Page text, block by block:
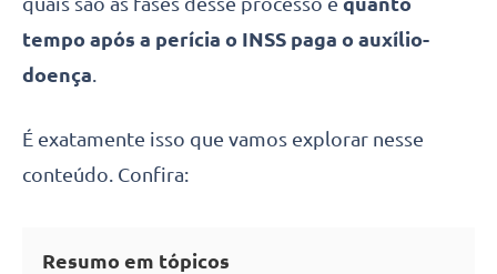
tempo após a perícia o INSS paga o auxílio-
doença.
É exatamente isso que vamos explorar nesse
conteúdo. Confira:
Resumo em tópicos